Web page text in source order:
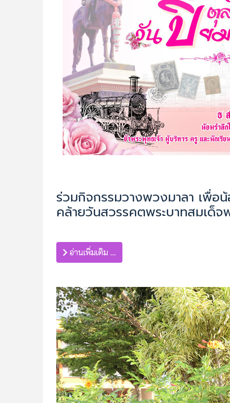
ร่วมกิจกรรมวางพวงมาลา เพื่อ
คล้ายวันสวรรคตพระบาทสมเด็จ
อ่านเพิ่มเติม …